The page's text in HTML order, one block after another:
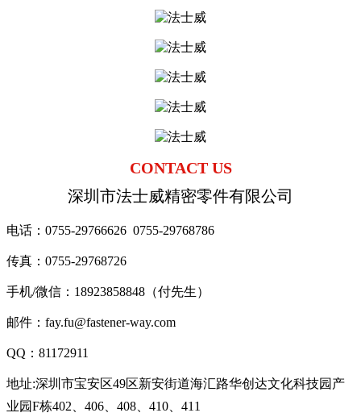
CONTACT US
深圳市法士威精密零件有限公司
电话：0755-29766626 0755-29768786
传真：0755-29768726
手机/微信：18923858848（付先生）
邮件：fay.fu@fastener-way.com
QQ：81172911
地址:深圳市宝安区49区新安街道海汇路华创达文化科技园产
业园F栋402、406、408、410、411